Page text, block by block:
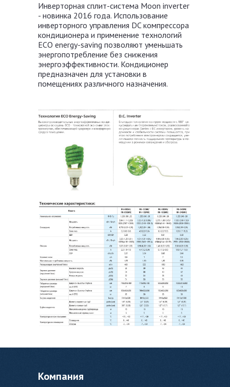
Инверторная сплит-система Moon inverter
- новинка 2016 года. Использование
инверторного управления DC компрессора
кондиционера и применение технологий
ЕСО energy-saving позволяют уменьшать
энергопотребление без снижения
энергоэффективности. Кондиционер
предназначен для установки в
помещениях различного назначения.
Компания